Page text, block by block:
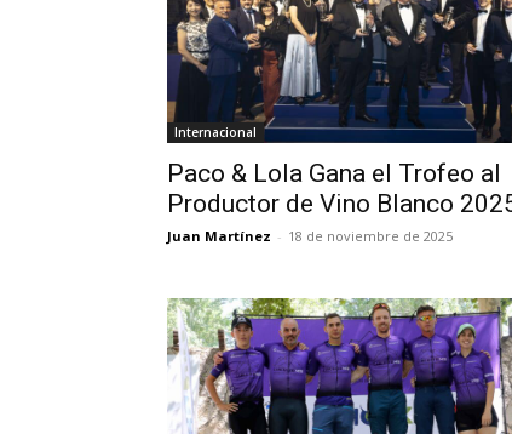
Internacional
Paco & Lola Gana el Trofeo al
Productor de Vino Blanco
Juan Martínez - 18 de noviembre de 2025